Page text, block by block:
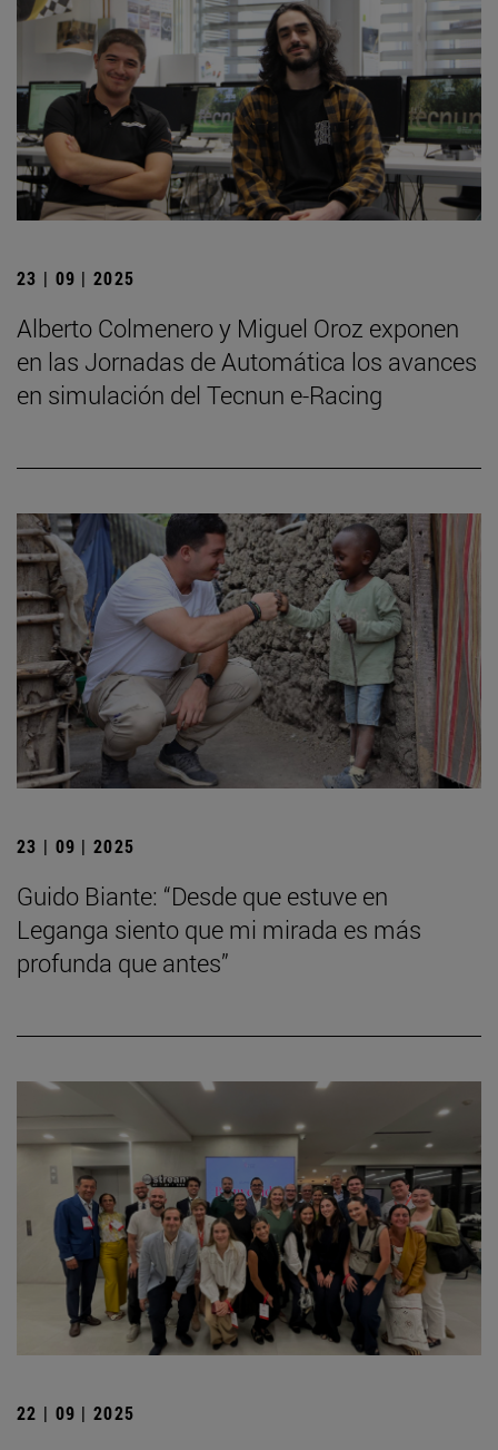
23 | 09 | 2025
Alberto Colmenero y Miguel Oroz exponen
en las Jornadas de Automática los avances
en simulación del Tecnun e-Racing
23 | 09 | 2025
Guido Biante: “Desde que estuve en
Leganga siento que mi mirada es más
profunda que antes”
22 | 09 | 2025